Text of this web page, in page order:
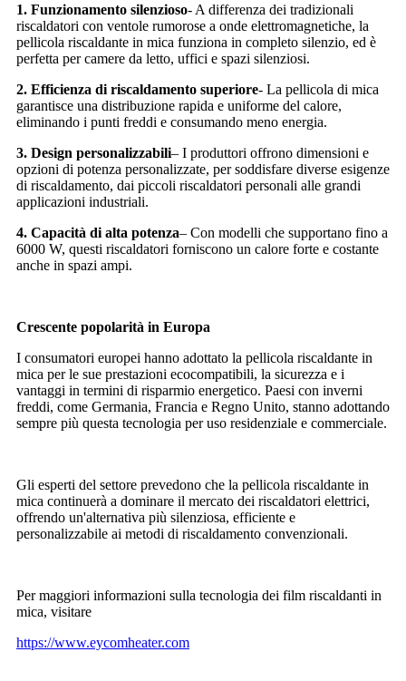
1. Funzionamento silenzioso- A differenza dei tradizionali
riscaldatori con ventole rumorose a onde elettromagnetiche, la
pellicola riscaldante in mica funziona in completo silenzio, ed è
perfetta per camere da letto, uffici e spazi silenziosi.
2. Efficienza di riscaldamento superiore- La pellicola di mica
garantisce una distribuzione rapida e uniforme del calore,
eliminando i punti freddi e consumando meno energia.
3. Design personalizzabili– I produttori offrono dimensioni e
opzioni di potenza personalizzate, per soddisfare diverse esigenze
di riscaldamento, dai piccoli riscaldatori personali alle grandi
applicazioni industriali.
4. Capacità di alta potenza– Con modelli che supportano fino a
6000 W, questi riscaldatori forniscono un calore forte e costante
anche in spazi ampi.
Crescente popolarità in Europa
I consumatori europei hanno adottato la pellicola riscaldante in
mica per le sue prestazioni ecocompatibili, la sicurezza e i
vantaggi in termini di risparmio energetico. Paesi con inverni
freddi, come Germania, Francia e Regno Unito, stanno adottando
sempre più questa tecnologia per uso residenziale e commerciale.
Gli esperti del settore prevedono che la pellicola riscaldante in
mica continuerà a dominare il mercato dei riscaldatori elettrici,
offrendo un'alternativa più silenziosa, efficiente e
personalizzabile ai metodi di riscaldamento convenzionali.
Per maggiori informazioni sulla tecnologia dei film riscaldanti in
mica, visitare
https://www.eycomheater.com